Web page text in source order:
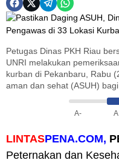
Petugas Dinas PKH Riau
UNRI melakukan
kurban di Pekanbaru, Rabu
aman dan sehat (ASUH)
A- A
LINTASPENA.COM,
Peternakan dan